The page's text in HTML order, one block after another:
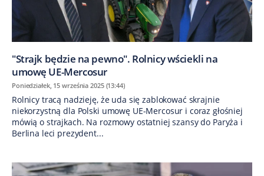
"Strajk będzie na pewno". Rolnicy wściekli na
umowę UE-Mercosur
Poniedziałek, 15 września 2025 (13:44)
Rolnicy tracą nadzieję, że uda się zablokować skrajnie
niekorzystną dla Polski umowę UE-Mercosur i coraz głośniej
mówią o strajkach. Na rozmowy ostatniej szansy do Paryża i
Berlina leci prezydent...